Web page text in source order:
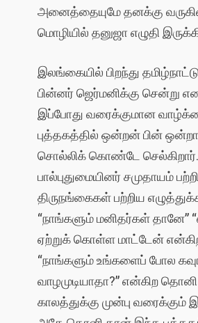
அனைத்தையுமே தனக்கு
மொழியில் தனுஜா எழுதி
இலங்கையில் பிறந்து
பின்னர் ஜெர்மனிக்கு சென்று
இப்போது வரைக்குமான
புத்தகத்தில் ஒன்றன் பின்
சொல்லிக் கொண்டே செல்கிறார்.
பால்புதுமையினர் சமுதாயம்
திருநங்கைகள் பற்றிய
“நாங்களும் மனிதர்கள்
ஏற்றுக் கொள்ள மாட்டேன்
“நாங்களும் உங்களைப் போல
வாழமுடியாதா?” என்கிற
காலத்துக்கு முன்பு வரைக்கும்